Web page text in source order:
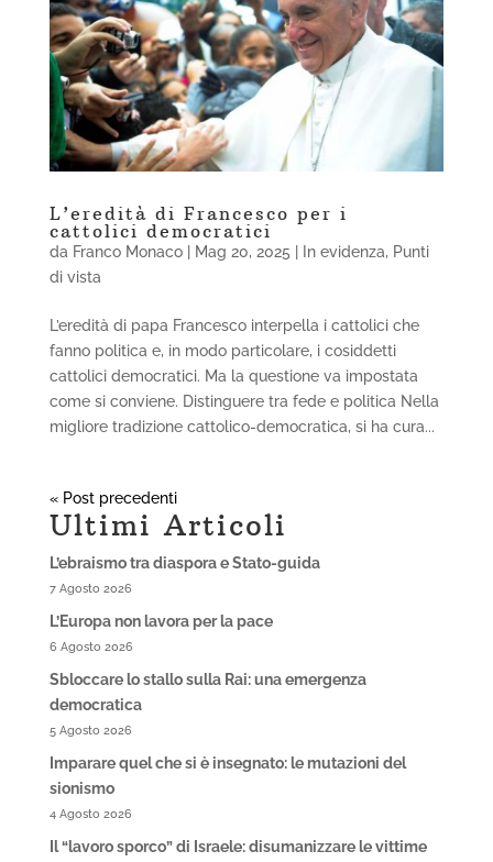
L’eredità di Francesco per i
cattolici democratici
da Franco Monaco| Mag 20, 2025 In evidenza, Punti
di vista
L’eredità di papa Francesco interpella i cattolici che
fanno politica e, in modo particolare, i cosiddetti
cattolici democratici. Ma la questione va impostata
come si conviene. Distinguere tra fede e politica Nella
migliore tradizione cattolico-democratica, si ha cura...
« Post precedenti
Ultimi Articoli
L’ebraismo tra diaspora e Stato-guida
7 Agosto 2026
L’Europa non lavora per la pace
6 Agosto 2026
Sbloccare lo stallo sulla Rai: una emergenza
democratica
5 Agosto 2026
Imparare quel che si è insegnato: le mutazioni del
sionismo
4 Agosto 2026
Il “lavoro sporco” di Israele: disumanizzare le vittime